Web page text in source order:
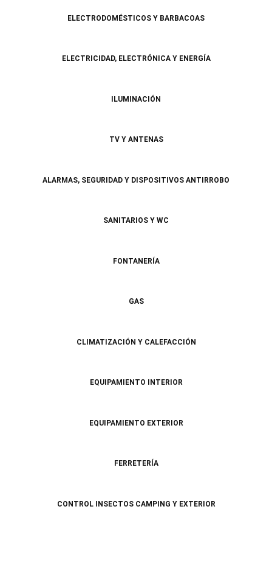
ELECTRODOMÉSTICOS Y BARBACOAS
ELECTRICIDAD, ELECTRÓNICA Y ENERGÍA
ILUMINACIÓN
TV Y ANTENAS
ALARMAS, SEGURIDAD Y DISPOSITIVOS ANTIRROBO
SANITARIOS Y WC
FONTANERÍA
GAS
CLIMATIZACIÓN Y CALEFACCIÓN
EQUIPAMIENTO INTERIOR
EQUIPAMIENTO EXTERIOR
FERRETERÍA
CONTROL INSECTOS CAMPING Y EXTERIOR